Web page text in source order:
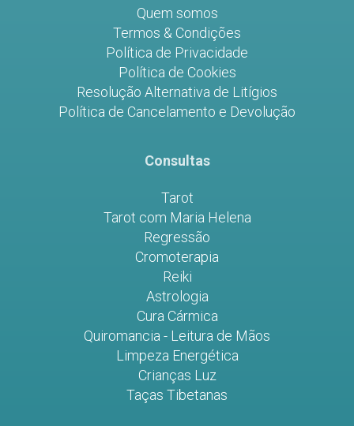
Quem somos
Termos & Condições
Política de Privacidade
Política de Cookies
Resolução Alternativa de Litígios
Política de Cancelamento e Devolução
Consultas
Tarot
Tarot com Maria Helena
Regressão
Cromoterapia
Reiki
Astrologia
Cura Cármica
Quiromancia - Leitura de Mãos
Limpeza Energética
Crianças Luz
Taças Tibetanas